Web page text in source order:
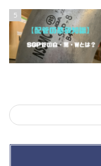
5